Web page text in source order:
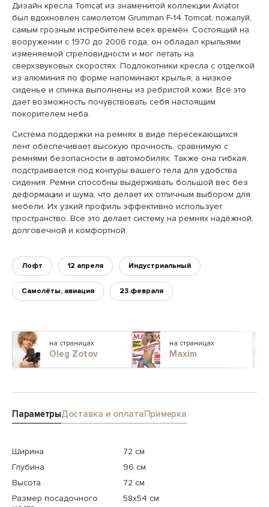
Дизайн кресла Tomcat из знаменитой коллекции Aviator
был вдохновлен самолетом Grumman F-14 Tomcat, пожалуй,
самым грозным истребителем всех времён. Состоящий на
вооружении с 1970 до 2006 года, он обладал крыльями
изменяемой стреловидности и мог летать на
сверхзвуковых скоростях. Подлокотники кресла с отделкой
из алюминия по форме напоминают крылья, а низкое
сиденье и спинка выполнены из ребристой кожи. Всё это
дает возможность почувствовать себя настоящим
покорителем неба.
Система поддержки на ремнях в виде пересекающихся
лент обеспечивает высокую прочность, сравнимую с
ремнями безопасности в автомобилях. Также она гибкая,
подстраивается под контуры вашего тела для удобства
сидения. Ремни способны выдерживать большой вес без
деформации и шума, что делает их отличным выбором для
мебели. Их узкий профиль эффективно использует
пространство. Все это делает систему на ремнях надёжной,
долговечной и комфортной.
Лофт 12 апреля Индустриальный
Самолёты, авиация 23 февраля
на страницах
Oleg Zotov
на страницах
Maxim
ПараметрыДоставка и оплатаПримерка
Ширина
72 см
Глубина
96 см
Высота
72 см
Размер посадочного
58x54 см